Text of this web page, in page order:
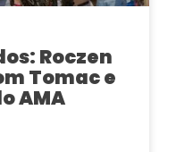
Roczen
Tomac e
AMA